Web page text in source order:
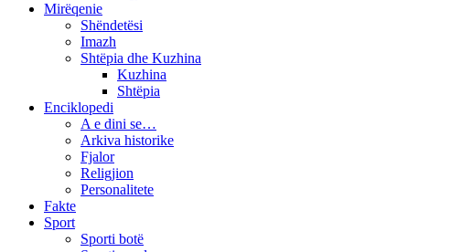
Mirëqenie
Shëndetësi
Imazh
Shtëpia dhe Kuzhina
Kuzhina
Shtëpia
Enciklopedi
A e dini se…
Arkiva historike
Fjalor
Religjion
Personalitete
Fakte
Sport
Sporti botë